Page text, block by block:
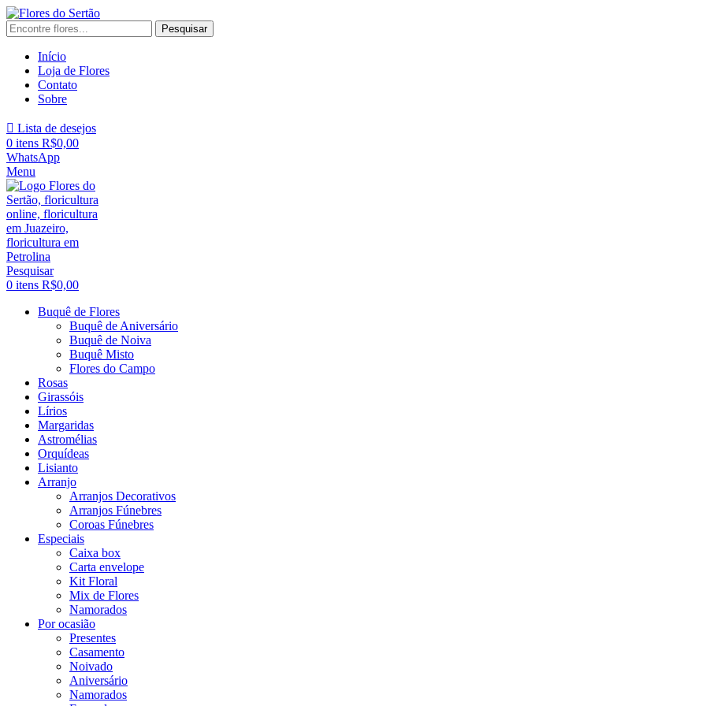
Pesquisar
Início
Loja de Flores
Contato
Sobre
Lista de desejos
0 itens R$0,00
WhatsApp
Menu
Pesquisar
0 itens R$0,00
Buquê de Flores
Buquê de Aniversário
Buquê de Noiva
Buquê Misto
Flores do Campo
Rosas
Girassóis
Lírios
Margaridas
Astromélias
Orquídeas
Lisianto
Arranjo
Arranjos Decorativos
Arranjos Fúnebres
Coroas Fúnebres
Especiais
Caixa box
Carta envelope
Kit Floral
Mix de Flores
Namorados
Por ocasião
Presentes
Casamento
Noivado
Aniversário
Namorados